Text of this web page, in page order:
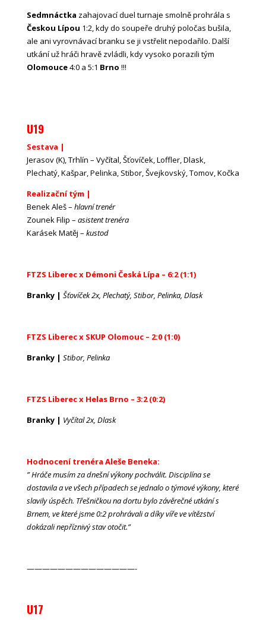
Sedmnáctka zahajovací duel turnaje smolně prohrála s
Českou Lípou 1:2, kdy do soupeře druhý poločas bušila,
ale ani vyrovnávací branku se ji vstřelit nepodařilo. Další
utkání už hráči hravě zvládli, kdy vysoko porazili tým
Olomouce4:0 a 5:1 Brno !!!
U19
Sestava |
Jerasov (K), Trhlín – Vyčítal, Šťovíček, Loffler, Dlask,
Plechatý, Kašpar, Pelinka, Stibor, Švejkovský, Tomov, Kočka
Realizační tým |
Benek Aleš – hlavní trenér
Zounek Filip – asistent trenéra
Karásek Matěj – kustod
FTZS Liberec x Démoni Česká Lípa – 6:2 (1:1)
Branky | Šťovíček 2x, Plechatý, Stibor, Pelinka, Dlask
FTZS Liberec x SKUP Olomouc – 2:0 (1:0)
Branky | Stibor, Pelinka
FTZS Liberec x Helas Brno – 3:2 (0:2)
Branky | Vyčítal 2x, Dlask
Hodnocení trenéra Aleše Beneka:
” Hráče musím za dnešní výkony pochválit. Disciplína se
dostavila a ve všech případech se jednalo o týmové výkony, které
slavily úspěch. Třešničkou na dortu bylo závěrečné utkání s
Brnem, ve které jsme 0:2 prohrávali a díky víře ve vítězství
dokázali nepříznivý stav otočit.”
——————————————-
U17